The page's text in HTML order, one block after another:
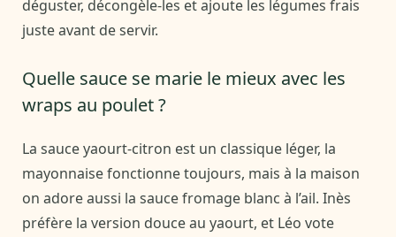
déguster, décongèle-les et ajoute les légumes frais
juste avant de servir.
Quelle sauce se marie le mieux avec les
wraps au poulet ?
La sauce yaourt-citron est un classique léger, la
mayonnaise fonctionne toujours, mais à la maison
on adore aussi la sauce fromage blanc à l’ail. Inès
préfère la version douce au yaourt, et Léo vote